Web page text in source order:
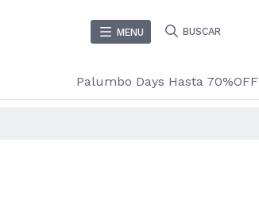
MENU BUSCAR
Palumbo Days Hasta 70%OFF